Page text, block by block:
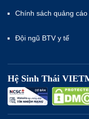
Chính sách quảng
Đội ngũ BTV y tế
Hệ Sinh Thái